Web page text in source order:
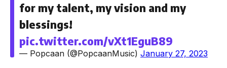
for my talent, my vision and my
blessings!
pic.twitter.com/vXt1EguB89
— Popcaan (@PopcaanMusic) January 27, 2023